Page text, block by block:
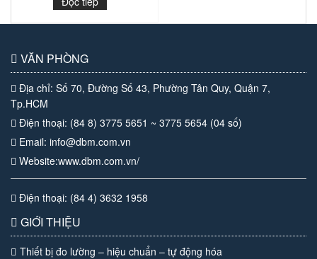
VĂN PHÒNG
Địa chỉ: Số 70, Đường Số 43, Phường Tân Quy, Quận 7,
Tp.HCM
Điện thoại: (84 8) 3775 5651 ~ 3775 5654 (04 số)
Email: info@dbm.com.vn
Website:www.dbm.com.vn/
Điện thoại: (84 4) 3632 1958
GIỚI THIỆU
Thiết bị đo lường – hiệu chuẩn – tự động hóa